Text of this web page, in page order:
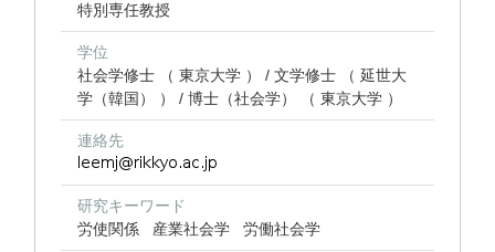
特別専任教授
学位
社会学修士 （ 東京大学 ） / 文学修士 （ 延世大
学（韓国） ） / 博士（社会学） （ 東京大学 ）
連絡先
研究キーワード
労使関係
産業社会学 労働社会学